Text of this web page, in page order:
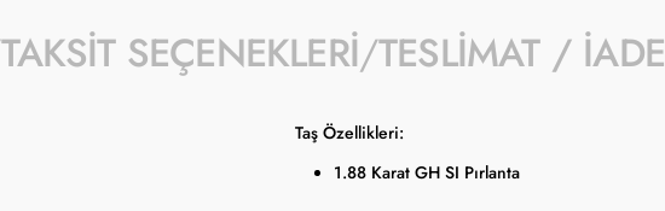
TAKSIT SEÇENEKLERI TESLIMAT / İADE
Taş Özellikleri:
1.88 Karat GH SI Pırlanta